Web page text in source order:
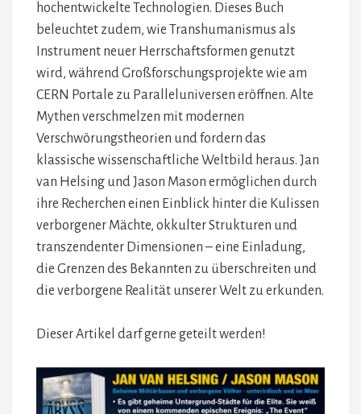
hochentwickelte Technologien. Dieses Buch
beleuchtet zudem, wie Transhumanismus als
Instrument neuer Herrschaftsformen genutzt
wird, während Großforschungsprojekte wie am
CERN Portale zu Paralleluniversen eröffnen. Alte
Mythen verschmelzen mit modernen
Verschwörungstheorien und fordern das
klassische wissenschaftliche Weltbild heraus. Jan
van Helsing und Jason Mason ermöglichen durch
ihre Recherchen einen Einblick hinter die Kulissen
verborgener Mächte, okkulter Strukturen und
transzendenter Dimensionen – eine Einladung,
die Grenzen des Bekannten zu überschreiten und
die verborgene Realität unserer Welt zu erkunden.
Dieser Artikel darf gerne geteilt werden!